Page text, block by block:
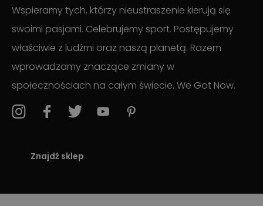
Wspieramy tych, którzy nieustraszenie kierują się
swoimi pasjami. Celebrujemy sport. Postępujemy
właściwie z ludźmi oraz naszą planetą. Razem
wprowadzamy znaczące zmiany w
społecznościach na całym świecie. We Got Now.
Znajdź sklep